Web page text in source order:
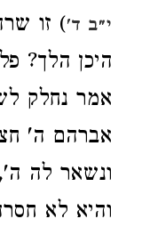
י״ב ד') זו
היכן הלך?
אמר נחלק
אברהם ה'
ונשאר לה
והיא לא